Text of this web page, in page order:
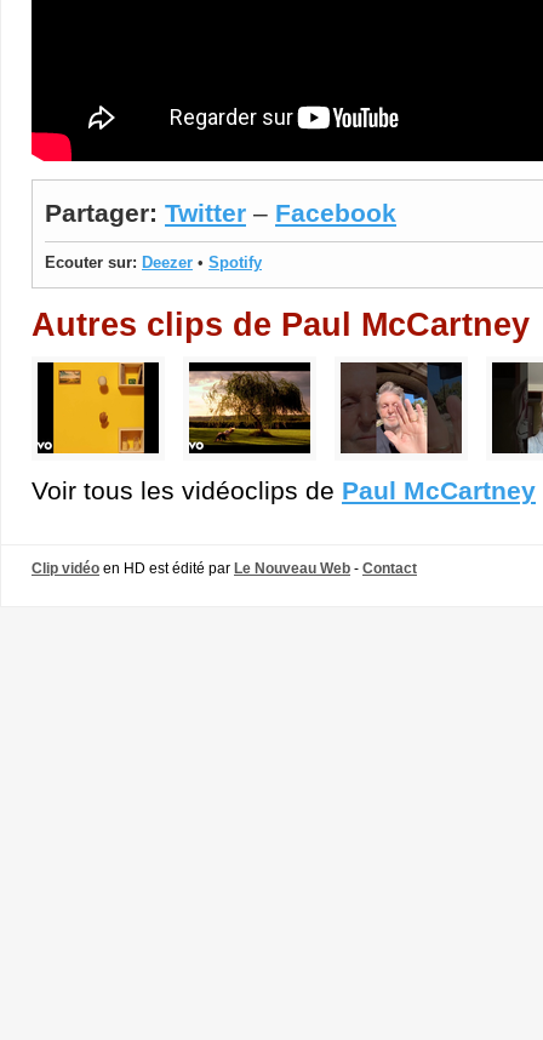
Partager: Twitter – Facebook
Ecouter sur: Deezer • Spotify
Autres clips de Paul McCartney
Voir tous les vidéoclips de Paul McCartney
Clip vidéo en HD est édité par Le Nouveau Web - Contact